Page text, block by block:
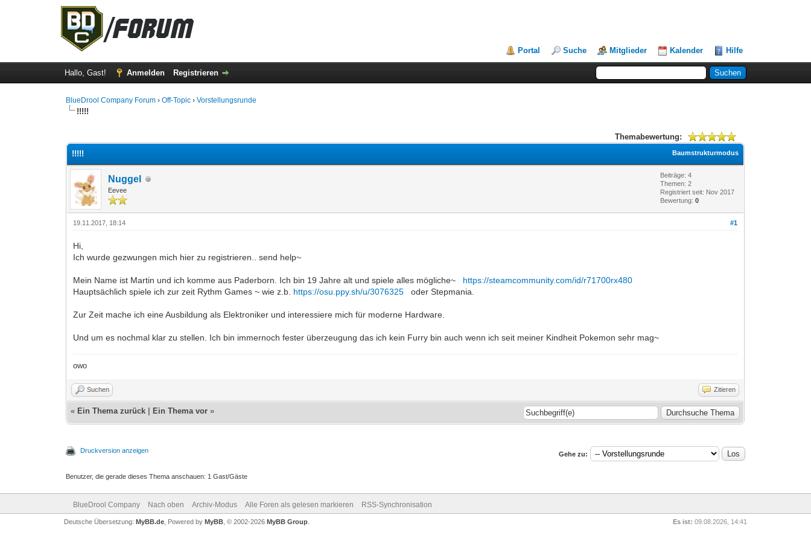
Portal Suche Mitglieder Kalender Hilfe
Hallo, Gast! Anmelden Registrieren
BlueDrool Company Forum ›Off-Topic ›Vorstellungsrunde
!!!!!
Themabewertung:
Baumstrukturmodus
!!!!!
Nuggel
Eevee
Beiträge: 4
Themen: 2
Registriert seit: Nov 2017
Bewertung:0
#1
19.11.2017, 18:14
Hi,
Ich wurde gezwungen mich hier zu registrieren.. send help~
Mein Name ist Martin und ich komme aus Paderborn. Ich bin 19 Jahre alt und spiele alles mögliche~ https://steamcommunity.com/id/r71700rx480
Hauptsächlich spiele ich zur zeit Rythm Games ~ wie z.b. https://osu.ppy.sh/u/3076325 oder Stepmania.
Zur Zeit mache ich eine Ausbildung als Elektroniker und interessiere mich für moderne Hardware.
Und um es nochmal klar zu stellen. Ich bin immernoch fester überzeugung das ich kein Furry bin auch wenn ich seit meiner Kindheit Pokemon sehr mag~
owo
Suchen Zitieren
« Ein Thema zurück Ein Thema vor »
Druckversion anzeigen Gehe zu:
Benutzer, die gerade dieses Thema anschauen: 1 Gast/Gäste
BlueDrool Company Nach oben Archiv-Modus Alle Foren als gelesen markieren RSS-Synchronisation
Es ist: 09.08.2026, 14:41
Deutsche Übersetzung: MyBB.de, Powered by MyBB, © 2002-2026 MyBB Group.